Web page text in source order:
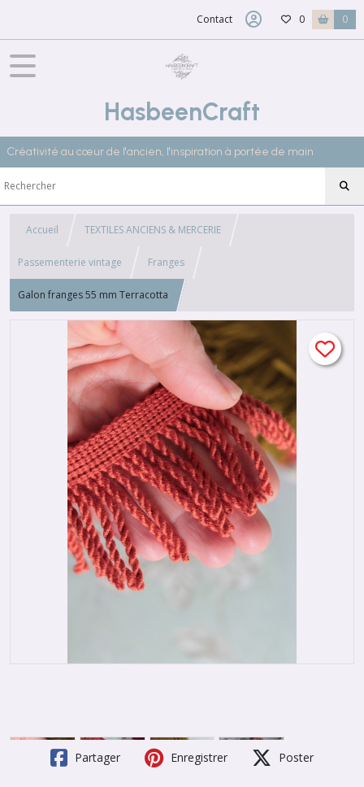
Contact 0 0
HasbeenCraft
Créativité au cœur de l'ancien, l'inspiration à portée de main
Accueil TEXTILES ANCIENS & MERCERIE
Passementerie vintage Franges
Galon franges 55 mm Terracotta
Partager Enregistrer Poster